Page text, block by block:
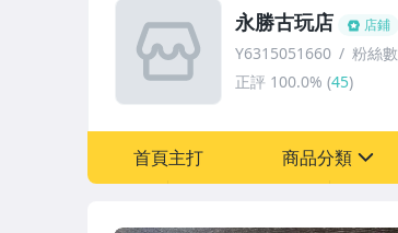
永勝古玩店 店鋪
Y6315051660 粉絲數
正評 100.0% (45)
首頁主打 商品分類